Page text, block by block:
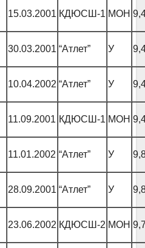
15.03.2001 КДЮСШ-1 МОН
30.03.2001 “Атлет” У
10.04.2002 “Атлет” У
11.09.2001 КДЮСШ-1 МОН
11.01.2002 “Атлет” У
28.09.2001 “Атлет” У
23.06.2002 КДЮСШ-2 МОН